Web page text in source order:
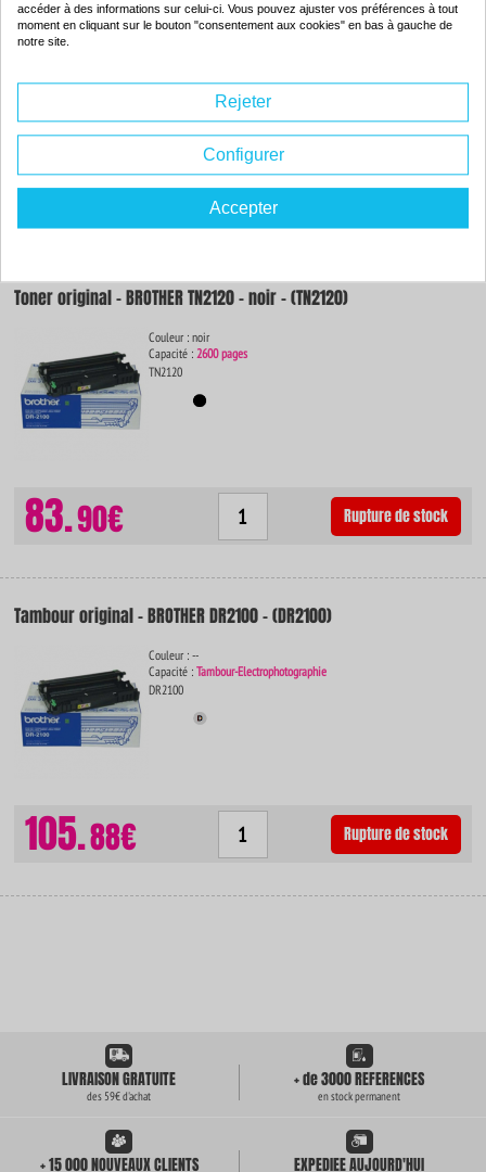
Couleur : --
-71%
31.40€ Commander
Toner original - BROTHER TN2120 - noir - (TN2120)
Couleur : noir
Capacité :2600 pages
TN2120
83.90€ Rupture de stock
Tambour original - BROTHER DR2100 - (DR2100)
Couleur : --
Capacité :Tambour-Electrophotographie
DR2100
105.88€ Rupture de stock
LIVRAISON GRATUITE
des 59€ d'achat
+ de 3000 REFERENCES
en stock permanent
+ 15 000 NOUVEAUX CLIENTS EXPEDIEE AUJOURD'HUI
accéder à des informations sur celui-ci. Vous pouvez ajuster vos préférences à tout
moment en cliquant sur le bouton "consentement aux cookies" en bas à gauche de
notre site.
Rejeter
Configurer
Accepter